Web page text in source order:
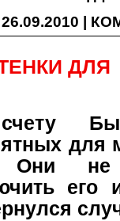
26.09.2010
ДЛЯ
для
Они не
его